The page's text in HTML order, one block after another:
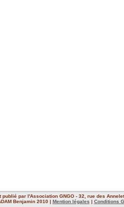
par l'Association GNGO - 32, rue des
Benjamin 2010 | Mention légales | Conditions